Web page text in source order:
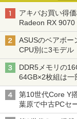
アキバお買い得
Radeon RX
型モニターが
ASUSのベアボー
CPU別に3モデル
DDR5メモリの
64GB×2枚組は
第10世代Core Y
葉原で中古PCセ